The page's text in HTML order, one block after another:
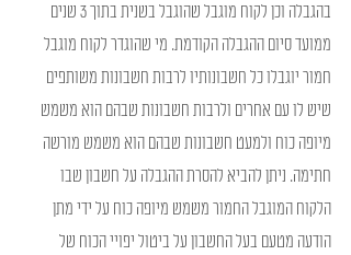
בהגבלה וכן לקוח מוגבל שהוגבל בשנית בתוך 3 שנים
ממועד סיום ההגבלה הקודמת. מי שהוגדר לקוח מוגבל
חמור יוגבלו כל חשבונותיו לרבות חשבונות משותפים
שיש לו עם אחרים ולרבות חשבונות שבהם הוא משמש
מיופה כוח ולמעט חשבונות שבהם הוא משמש מורשה
חתימה. ניתן להביא להסרת ההגבלה על חשבון שבו
הלקוח המוגבל החמור משמש מיופה כוח על ידי מתן
הודעה מטעם בעל החשבון על ביטול יפויי הכוח של